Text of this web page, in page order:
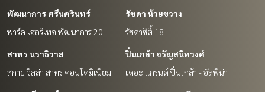
พัฒนาการ ศรีนครินทร์
พาร์ค เฮอริเทจ พัฒนาการ 20
รัชดา ห้วยขวาง
รัชดาซิตี้ 18
สาทร นราธิวาส
สกาย วิลล่า สาทร คอนโดมิเนียม
ปิ่นเกล้า จรัญสนิทวงศ์
เดอะ แกรนด์ ปิ่นเกล้า - อัลพีน่า